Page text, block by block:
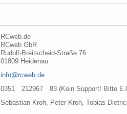
RCweb.de
RCweb GbR
Rudolf-Breitscheid-Straße 76
01809 Heidenau
info@rcweb.de
0351 212967 83 (Kein Support! Bitte E-
Sebastian Kroh, Peter Kroh, Tobias